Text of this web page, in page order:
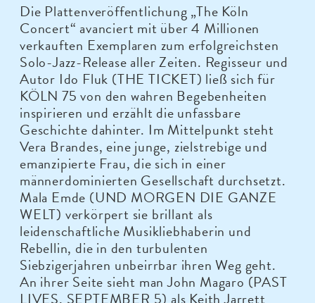
Die Plattenveröffentlichung „The Köln
Concert“ avanciert mit über 4 Millionen
verkauften Exemplaren zum erfolgreichsten
Solo-Jazz-Release aller Zeiten. Regisseur und
Autor Ido Fluk (THE TICKET) ließ sich für
KÖLN 75 von den wahren Begebenheiten
inspirieren und erzählt die unfassbare
Geschichte dahinter. Im Mittelpunkt steht
Vera Brandes, eine junge, zielstrebige und
emanzipierte Frau, die sich in einer
männerdominierten Gesellschaft durchsetzt.
Mala Emde (UND MORGEN DIE GANZE
WELT) verkörpert sie brillant als
leidenschaftliche Musikliebhaberin und
Rebellin, die in den turbulenten
Siebzigerjahren unbeirrbar ihren Weg geht.
An ihrer Seite sieht man John Magaro (PAST